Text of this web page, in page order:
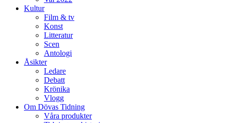
Kultur
Film & tv
Konst
Litteratur
Scen
Antologi
Åsikter
Ledare
Debatt
Krönika
Vlogg
Om Dövas Tidning
Våra produkter